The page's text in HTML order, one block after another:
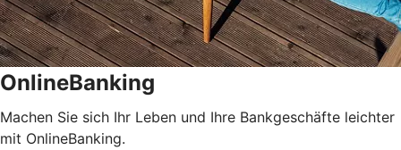
OnlineBanking
Machen Sie sich Ihr Leben und Ihre Bankgeschäfte leichter
mit OnlineBanking.